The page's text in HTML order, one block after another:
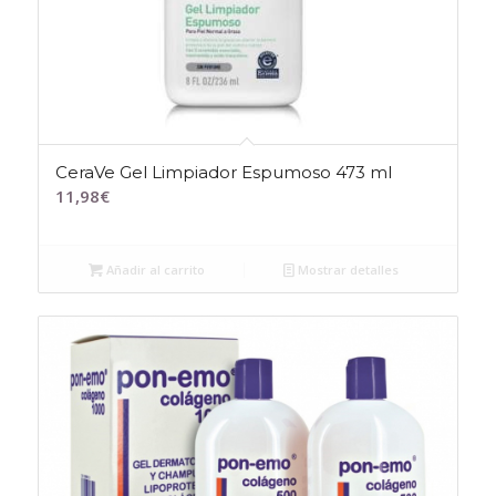
CeraVe Gel Limpiador Espumoso 473 ml
11,98€
Añadir al carrito Mostrar detalles